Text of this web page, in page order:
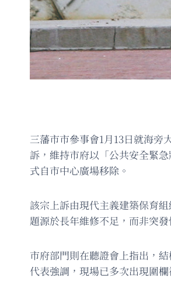
三藩市市參事會1月13日就海
訴，維持市府以「公共安全緊
式自市中心廣場移除。
該宗上訴由現代主義建築保育
題源於長年維修不足，而非突
市府部門則在聽證會上指出，
代表強調，現場已多次出現圍